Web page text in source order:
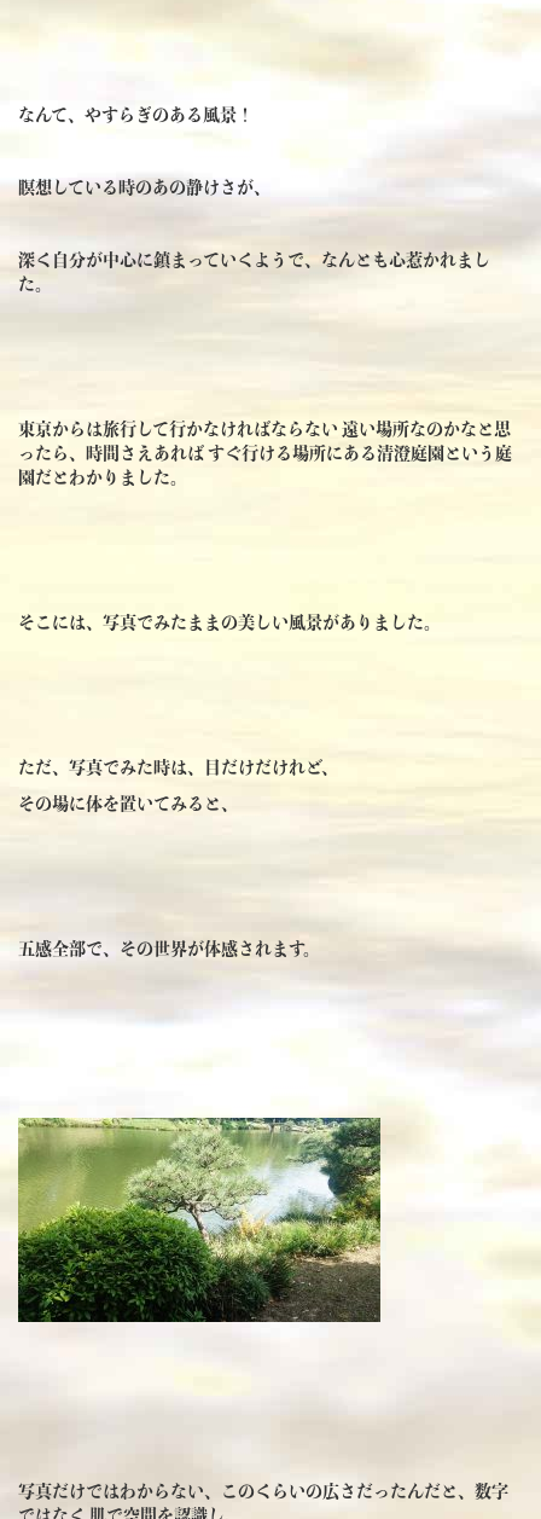
なんて、やすらぎのある風景！
瞑想している時のあの静けさが、
深く自分が中心に鎮まっていくようで、なんとも心惹かれまし
た。
東京からは旅行して行かなければならない 遠い場所なのかなと思
ったら、時間さえあれば すぐ行ける場所にある清澄庭園という庭
園だとわかりました。
そこには、写真でみたままの美しい風景がありました。
ただ、写真でみた時は、目だけだけれど、
その場に体を置いてみると、
五感全部で、その世界が体感されます。
写真だけではわからない、このくらいの広さだったんだと、数字
ではなく 肌で空間を認識し、